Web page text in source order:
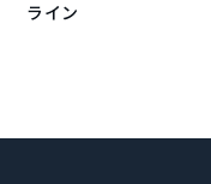
ライン